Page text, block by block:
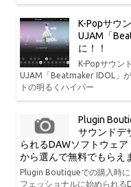
K-Popサウ
UJAM「
に！！
K-Popサウン
UJAM「Beatmaker IDOL」
トの明るくハイパー
Plugin
サウンドデ
られるDAWソフトウェ
から選んで無料でもらえ
Plugin Boutiqueでの購入時
フェッショナルに始められ